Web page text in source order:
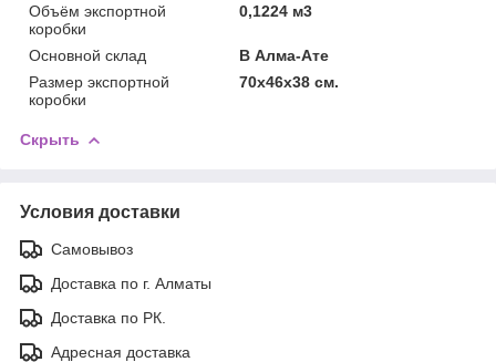
Объём экспортной
коробки
0,1224 м3
Основной склад
В Алма-Ате
Размер экспортной
коробки
70x46x38 см.
Скрыть
Условия доставки
Самовывоз
Доставка по г. Алматы
Доставка по РК.
Адресная доставка